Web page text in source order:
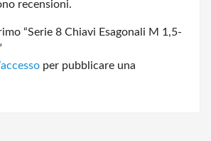
recensioni.
“Serie 8 Chiavi Esagonali M 1,5-
per pubblicare una